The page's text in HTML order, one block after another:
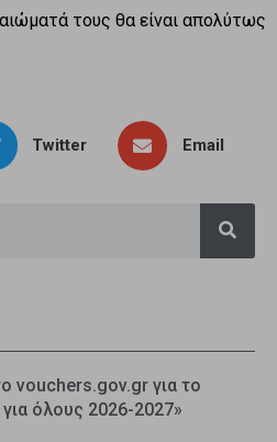
τους θα είναι απολύτως
Twitter Email
vouchers.gov.gr για το
όλους 2026-2027»